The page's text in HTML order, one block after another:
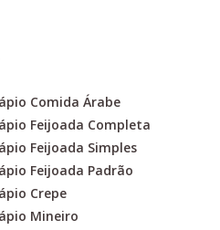
Comida Árabe
Feijoada Completa
Feijoada Simples
Feijoada Padrão
Crepe
Mineiro